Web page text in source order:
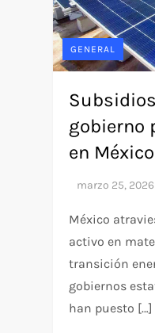
GENERAL
gobierno
en México
México
activo en
transición
gobiernos
han puesto […]